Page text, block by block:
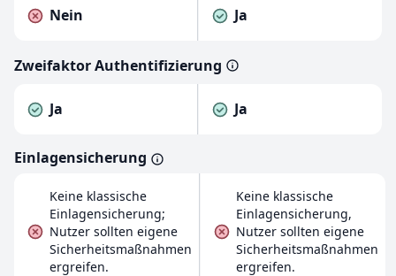
Nein Ja
Zweifaktor Authentifizierung
Ja Ja
Einlagensicherung
Keine klassische
Einlagensicherung;
Nutzer sollten eigene
Sicherheitsmaßnahmen
ergreifen.
Keine klassische
Einlagensicherung,
Nutzer sollten eigene
Sicherheitsmaßnahmen
ergreifen.